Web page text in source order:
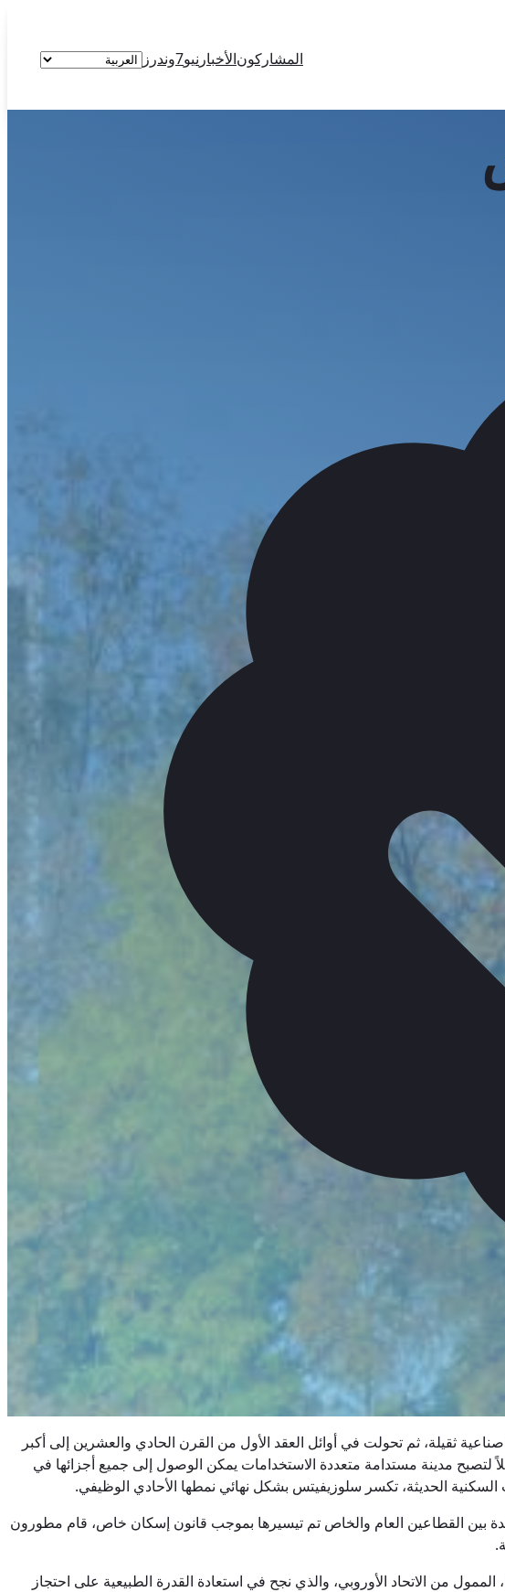
المشاركونالأخبار نيو7وندرز
اختر
أن تطورت من منطقة زراعية إلى منطقة صناعية ثقيلة، ثم تحولت في أوائل العقد الأول من القرن الحادي والعشرين إلى أكبر
مدينة مستدامة متعددة الاستخدامات يمكن الوصول إلى جميع أجزائها في
بين القطاعين العام والخاص تم تيسيرها بموجب قانون إسكان خاص، قام مطورون
من الاتحاد الأوروبي، والذي نجح في استعادة القدرة الطبيعية على احتجاز